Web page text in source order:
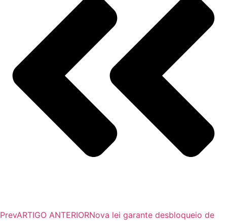
PrevARTIGO ANTERIORNova lei garante desbloqueio de